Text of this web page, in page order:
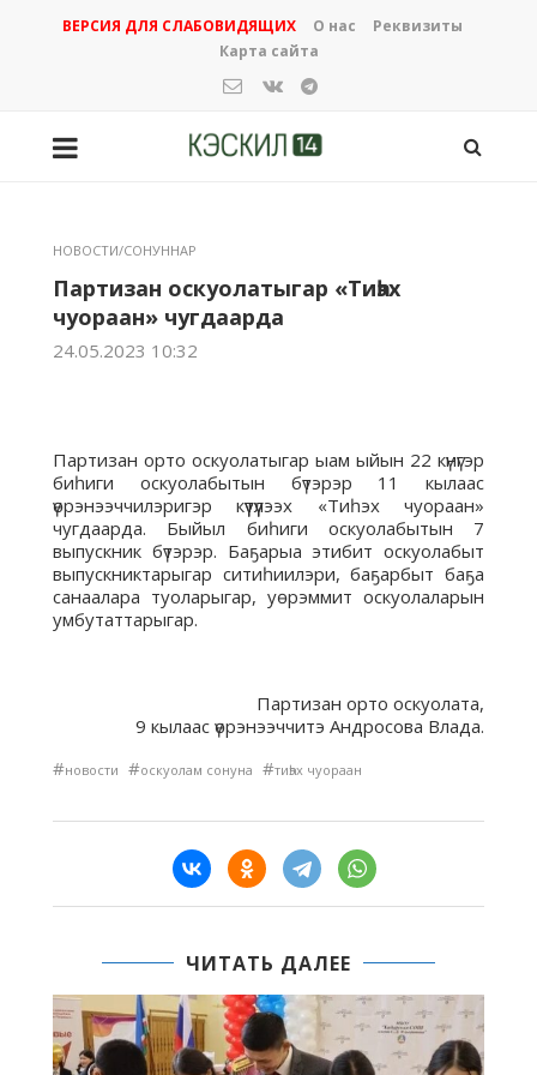
ВЕРСИЯ ДЛЯ СЛАБОВИДЯЩИХ О нас
Реквизиты
Карта сайта
НОВОСТИ/СОНУННАР
Партизан оскуолатыгар «Тиһэх
чуораан» чугдаарда
24.05.2023 10:32
Партизан орто оскуолатыгар ыам ыйын 22 күнүгэр
биһиги оскуолабытын бүтэрэр 11 кылаас
үөрэнээччилэригэр күүтүүлээх «Тиһэх чуораан»
чугдаарда. Быйыл биһиги оскуолабытын 7
выпускник бүтэрэр. Баҕарыа этибит оскуолабыт
выпускниктарыгар ситиһиилэри, баҕарбыт баҕа
санаалара туоларыгар, уөрэммит оскуолаларын
умбутаттарыгар.
Партизан орто оскуолата,
9 кылаас үөрэнээччитэ Андросова Влада.
#новости #оскуолам сонуна #тиһэх чуораан
ЧИТАТЬ ДАЛЕЕ